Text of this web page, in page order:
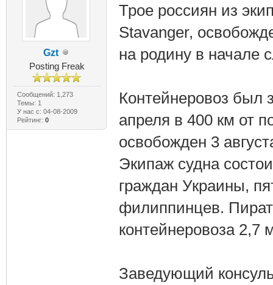
Gzt
Posting Freak
Сообщений: 1,273
Темы: 1
У нас с: 04-08-2009
Рейтинг: 0
Трое россиян из
Stavanger,
на родину в начале
Контейнеровоз был
апреля в 400 км от
освобожден 3
Экипаж судна
граждан Украины,
филиппинцев.
контейнеровоза 2,7
Заведующий